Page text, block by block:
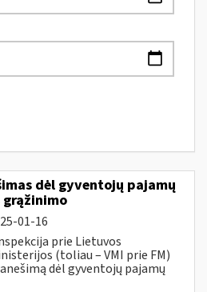
dėl gyventojų pajamų
grąžinimo
01-16
prie Lietuvos
(toliau – VMI prie FM)
dėl gyventojų pajamų